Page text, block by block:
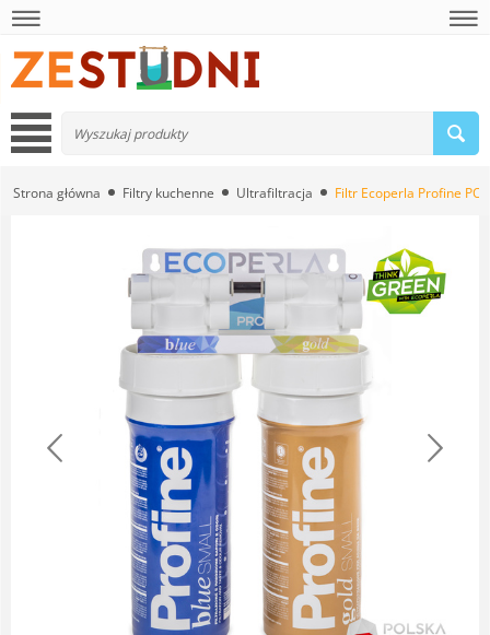
Strona główna Filtry kuchenne Ultrafiltracja Filtr Ecoperla Profine